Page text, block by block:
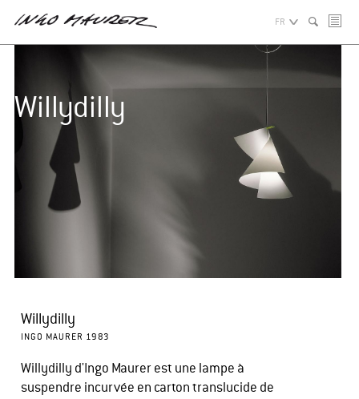
FR
Willydilly
Willydilly
INGO MAURER 1983
Willydilly d'Ingo Maurer est une lampe à
suspendre incurvée en carton translucide de